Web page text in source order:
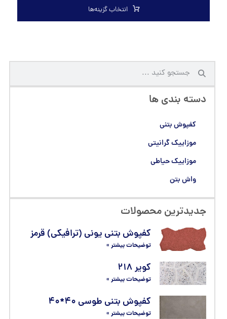
دسته بندی ها
کفپوش بتنی
موزاییک گرانیتی
موزاییک حیاطی
واش بتن
جدیدترین محصولات
کفپوش بتنی یونی (ترافیکی) قرمز
توضیحات بیشتر »
کویر ۲۱۸
توضیحات بیشتر »
کفپوش بتنی طوسی ۴۰*۴۰
توضیحات بیشتر »
انتخاب گزینه‌ها